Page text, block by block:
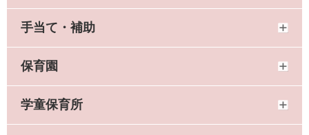
手当て・補助
保育園
学童保育所